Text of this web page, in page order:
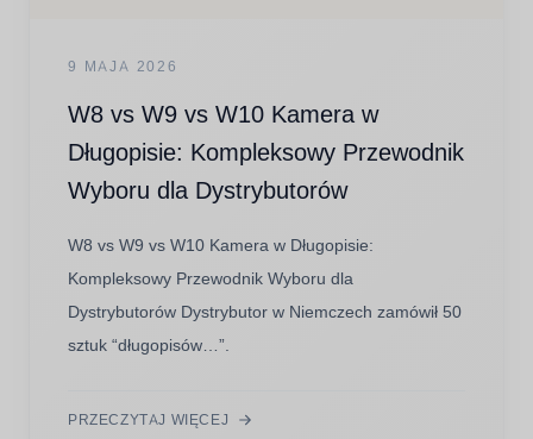
9 MAJA 2026
W8 vs W9 vs W10 Kamera w
Długopisie: Kompleksowy Przewodnik
Wyboru dla Dystrybutorów
W8 vs W9 vs W10 Kamera w Długopisie:
Kompleksowy Przewodnik Wyboru dla
Dystrybutorów Dystrybutor w Niemczech zamówił 50
sztuk “długopisów…”.
PRZECZYTAJ WIĘCEJ